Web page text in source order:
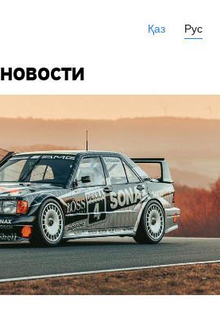
Қаз Рус
НОВОСТИ